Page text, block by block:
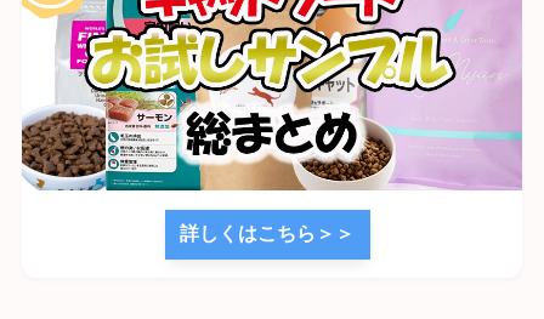
詳しくはこちら＞＞